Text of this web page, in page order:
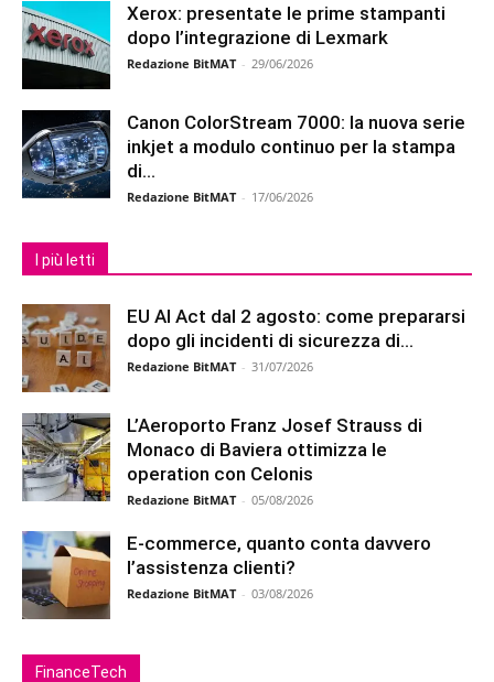
Xerox: presentate le prime stampanti
dopo l’integrazione di Lexmark
Redazione BitMAT - 29/06/2026
Canon ColorStream 7000: la nuova serie
inkjet a modulo continuo per la stampa
di...
Redazione BitMAT - 17/06/2026
I più letti
EU AI Act dal 2 agosto: come prepararsi
dopo gli incidenti di sicurezza di...
Redazione BitMAT - 31/07/2026
L’Aeroporto Franz Josef Strauss di
Monaco di Baviera ottimizza le
operation con Celonis
Redazione BitMAT - 05/08/2026
E-commerce, quanto conta davvero
l’assistenza clienti?
Redazione BitMAT - 03/08/2026
FinanceTech